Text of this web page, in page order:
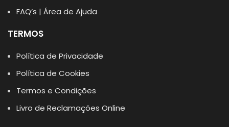
FAQ’s | Área de Ajuda
TERMOS
Política de Privacidade
Política de Cookies
Termos e Condições
Livro de Reclamações Online